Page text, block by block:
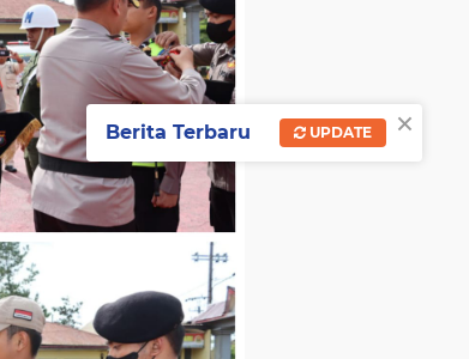
×
Berita Terbaru UPDATE